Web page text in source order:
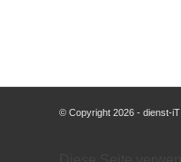
© Copyright 2026 - dienst-iT